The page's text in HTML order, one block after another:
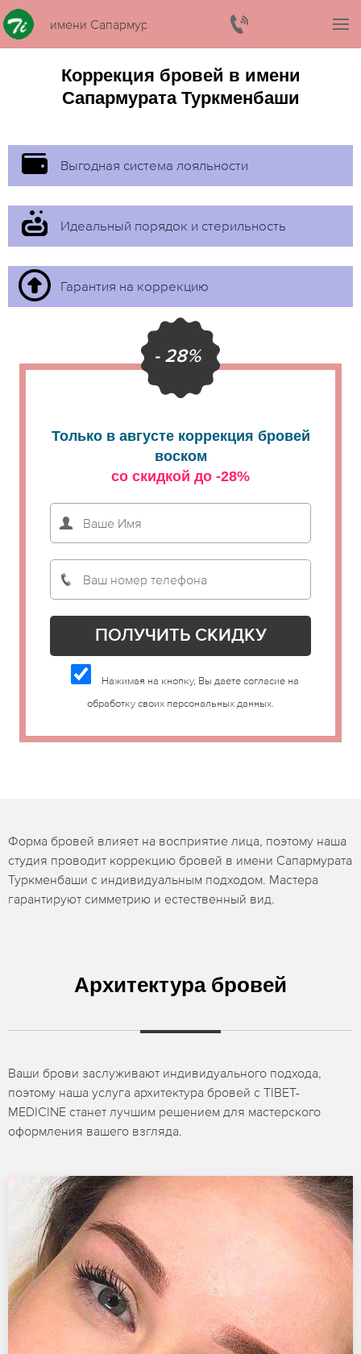
имени Сапармурата Туркменбаши
Коррекция бровей в имени
Сапармурата Туркменбаши
Выгодная система лояльности
Идеальный порядок и стерильность
Гарантия на коррекцию
- 28%
Только в августе коррекция бровей
воском
со скидкой до -28%
Нажимая на кнопку, Вы даете согласие на
обработку своих персональных данных.
Форма бровей влияет на восприятие лица, поэтому наша
студия проводит коррекцию бровей в имени Сапармурата
Туркменбаши с индивидуальным подходом. Мастера
гарантируют симметрию и естественный вид.
Архитектура бровей
Ваши брови заслуживают индивидуального подхода,
поэтому наша услуга архитектура бровей с TIBET-
MEDICINE станет лучшим решением для мастерского
оформления вашего взгляда.